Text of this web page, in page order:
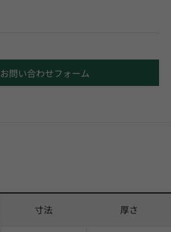
お問い合わせフォーム
寸法 厚さ